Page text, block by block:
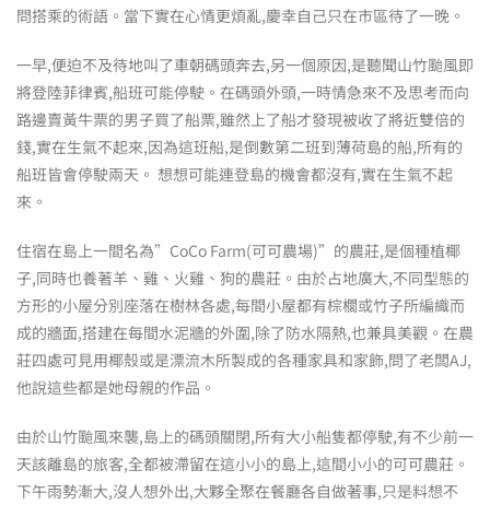
問搭乘的術語。當下實在心情更煩亂,慶幸自己只在市區待了一晚。
一早,便迫不及待地叫了車朝碼頭奔去,另一個原因,是聽聞山竹颱風即
將登陸菲律賓,船班可能停駛。在碼頭外頭,一時情急來不及思考而向
路邊賣黃牛票的男子買了船票,雖然上了船才發現被收了將近雙倍的
錢,實在生氣不起來,因為這班船,是倒數第二班到薄荷島的船,所有的
船班皆會停駛兩天。 想想可能連登島的機會都沒有,實在生氣不起
來。
住宿在島上一間名為”CoCo Farm(可可農場)”的農莊,是個種植椰
子,同時也養著羊、雞、火雞、狗的農莊。由於占地廣大,不同型態的
方形的小屋分別座落在樹林各處,每間小屋都有棕櫚或竹子所編織而
成的牆面,搭建在每間水泥牆的外圍,除了防水隔熱,也兼具美觀。在農
莊四處可見用椰殼或是漂流木所製成的各種家具和家飾,問了老闆AJ,
他說這些都是她母親的作品。
由於山竹颱風來襲,島上的碼頭關閉,所有大小船隻都停駛,有不少前一
天該離島的旅客,全都被滯留在這小小的島上,這間小小的可可農莊。
下午雨勢漸大,沒人想外出,大夥全聚在餐廳各自做著事,只是料想不